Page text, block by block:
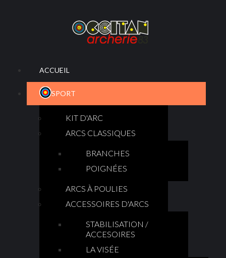
ACCUEIL
SPORT
KIT D'ARC
ARCS CLASSIQUES
BRANCHES
POIGNÉES
ARCS À POULIES
ACCESSOIRES D'ARCS
STABILISATION /
ACCESOIRES
LA VISÉE